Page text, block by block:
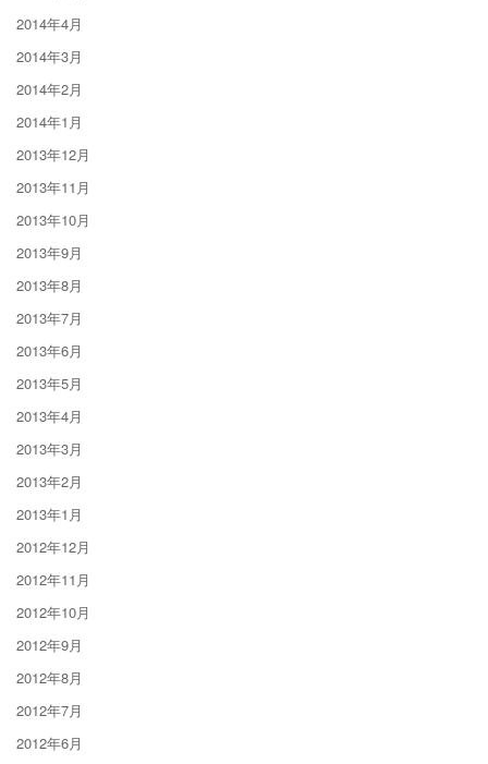
2014年4月
2014年3月
2014年2月
2014年1月
2013年12月
2013年11月
2013年10月
2013年9月
2013年8月
2013年7月
2013年6月
2013年5月
2013年4月
2013年3月
2013年2月
2013年1月
2012年12月
2012年11月
2012年10月
2012年9月
2012年8月
2012年7月
2012年6月